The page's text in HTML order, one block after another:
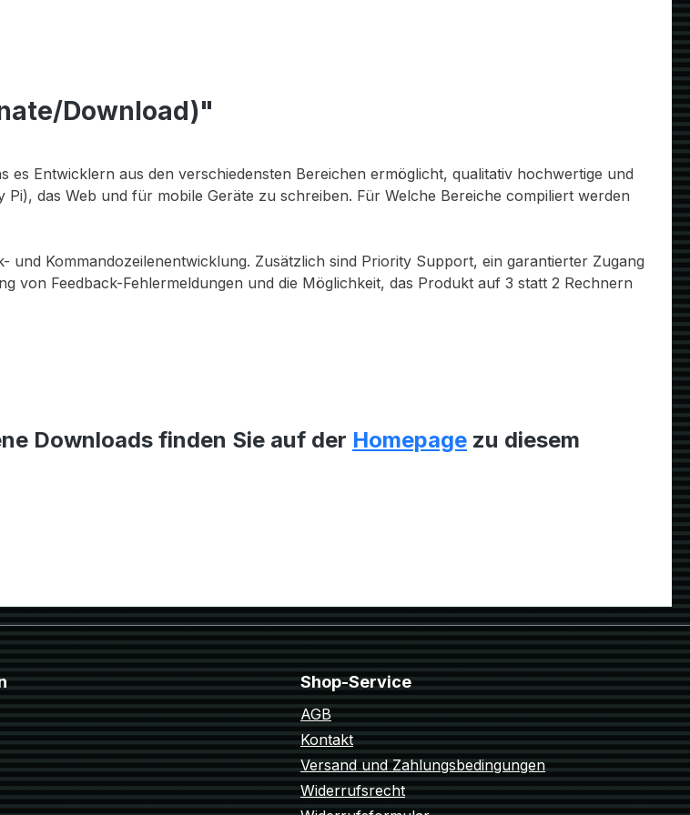
Download)"
Entwicklern aus den verschiedensten Bereichen ermöglicht, qualitativ hochwertige und
das Web und für mobile Geräte zu schreiben. Für Welche Bereiche compiliert werden
Kommandozeilenentwicklung. Zusätzlich sind Priority Support, ein garantierter Zugang
von Feedback-Fehlermeldungen und die Möglichkeit, das Produkt auf 3 statt 2 Rechnern
Downloads finden Sie auf der Homepage zu diesem
Shop-Service
AGB
Kontakt
Versand und Zahlungsbedingungen
Widerrufsrecht